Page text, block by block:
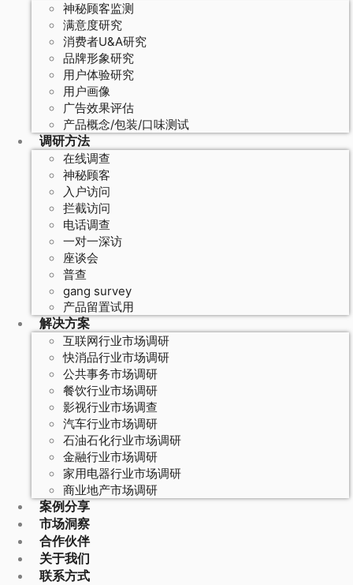
神秘顾客监测
满意度研究
消费者U&A研究
品牌形象研究
用户体验研究
用户画像
广告效果评估
产品概念/包装/口味测试
调研方法
在线调查
神秘顾客
入户访问
拦截访问
电话调查
一对一深访
座谈会
普查
gang survey
产品留置试用
解决方案
互联网行业市场调研
快消品行业市场调研
公共事务市场调研
餐饮行业市场调研
影视行业市场调查
汽车行业市场调研
石油石化行业市场调研
金融行业市场调研
家用电器行业市场调研
商业地产市场调研
案例分享
市场洞察
合作伙伴
关于我们
联系方式